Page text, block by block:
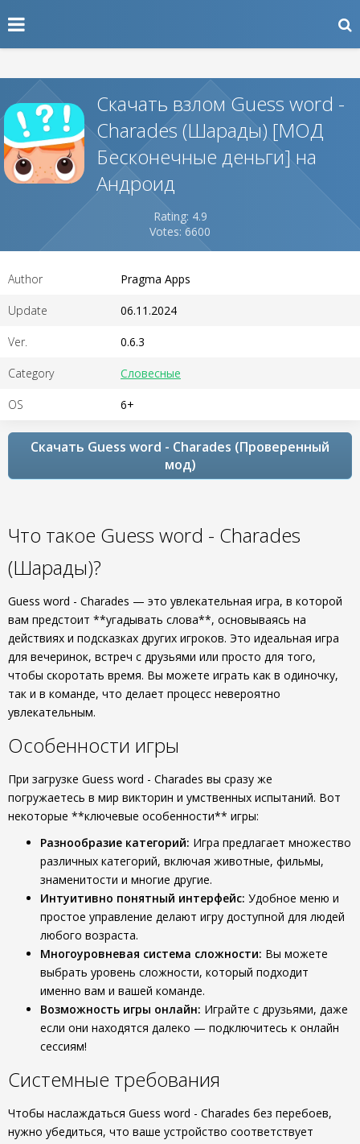
Скачать взлом Guess word -
Charades (Шарады) [МОД
Бесконечные деньги] на
Андроид
Rating: 4.9
Votes: 6600
Author Pragma Apps
Update 06.11.2024
Ver. 0.6.3
Category Словесные
OS 6+
Скачать Guess word - Charades (Проверенный
мод)
Что такое Guess word - Charades
(Шарады)?
Guess word - Charades — это увлекательная игра, в которой
вам предстоит **угадывать слова**, основываясь на
действиях и подсказках других игроков. Это идеальная игра
для вечеринок, встреч с друзьями или просто для того,
чтобы скоротать время. Вы можете играть как в одиночку,
так и в команде, что делает процесс невероятно
увлекательным.
Особенности игры
При загрузке Guess word - Charades вы сразу же
погружаетесь в мир викторин и умственных испытаний. Вот
некоторые **ключевые особенности** игры:
Разнообразие категорий: Игра предлагает множество
различных категорий, включая животные, фильмы,
знаменитости и многие другие.
Интуитивно понятный интерфейс: Удобное меню и
простое управление делают игру доступной для людей
любого возраста.
Многоуровневая система сложности: Вы можете
выбрать уровень сложности, который подходит
именно вам и вашей команде.
Возможность игры онлайн: Играйте с друзьями, даже
если они находятся далеко — подключитесь к онлайн
сессиям!
Системные требования
Чтобы наслаждаться Guess word - Charades без перебоев,
нужно убедиться, что ваше устройство соответствует